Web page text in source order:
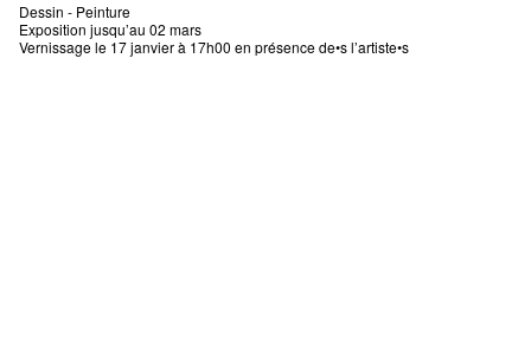
Dessin - Peinture
Exposition jusqu’au 02 mars
Vernissage le 17 janvier à 17h00 en présence de•s l’artiste•s